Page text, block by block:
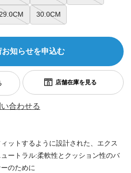
29.0CM 30.0CM
お知らせを申込む
合わせる
ットするように設計された、エクス
ートラル:柔軟性とクッション性のバ
のために